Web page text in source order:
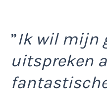
”Ik wil mijn
uitspreken